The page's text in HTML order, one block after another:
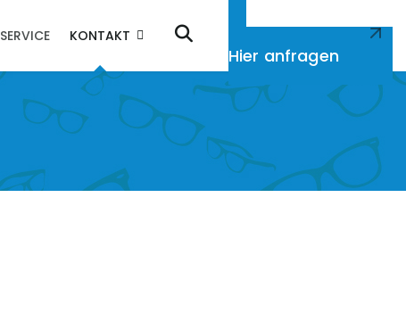
SERVICE KONTAKT Sie möchten einen Termin?
Hier anfragen